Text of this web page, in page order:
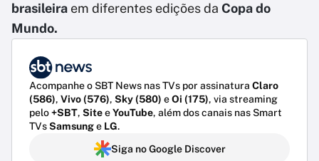
brasileira em diferentes edições da Copa do
Mundo.
Acompanhe o SBT News nas TVs por assinatura Claro
(586), Vivo (576), Sky (580) eOi (175), via streaming
pelo+SBT, SiteeYouTube, além dos canais nas Smart
TVsSamsunge LG.
Siga no Google Discover